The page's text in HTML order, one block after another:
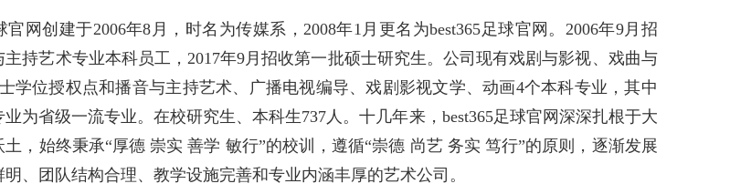
官网创建于2006年8月，时名为传媒系，2008年1月更名为best365足球官网。2006年9月招
持艺术专业本科员工，2017年9月招收第一批硕士研究生。公司现有戏剧与影视、戏曲与
学位授权点和播音与主持艺术、广播电视编导、戏剧影视文学、动画4个本科专业，其中
为省级一流专业。在校研究生、本科生737人。十几年来，best365足球官网深深扎根于大
，始终秉承“厚德 崇实 善学 敏行”的校训，遵循“崇德 尚艺 务实 笃行”的原则，逐渐发展
、团队结构合理、教学设施完善和专业内涵丰厚的艺术公司。